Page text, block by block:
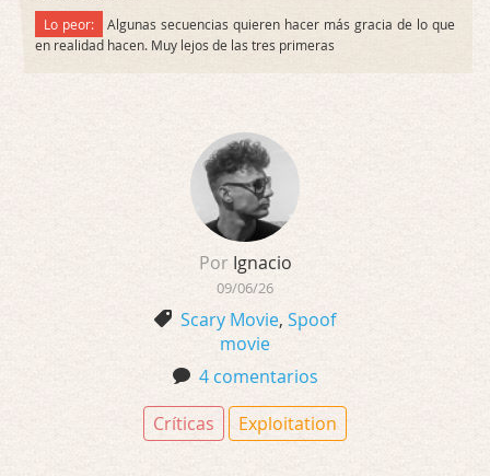
Lo peor:
Algunas secuencias quieren hacer más gracia de lo que
en realidad hacen. Muy lejos de las tres primeras
Por Ignacio
09/06/26
Scary Movie, Spoof
movie
4 comentarios
Críticas
Exploitation